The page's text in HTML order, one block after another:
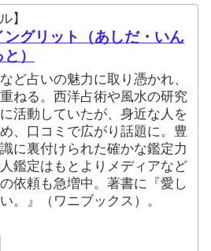
】
ングリット（あしだ・いん
）
ど占いの魅力に取り憑かれ、
ねる。西洋占術や風水の研究
活動していたが、身近な人を
、口コミで広がり話題に。豊
に裏付けられた確かな鑑定力
鑑定はもとよりメディアなど
依頼も急増中。著書に『愛し
。』（ワニブックス）。